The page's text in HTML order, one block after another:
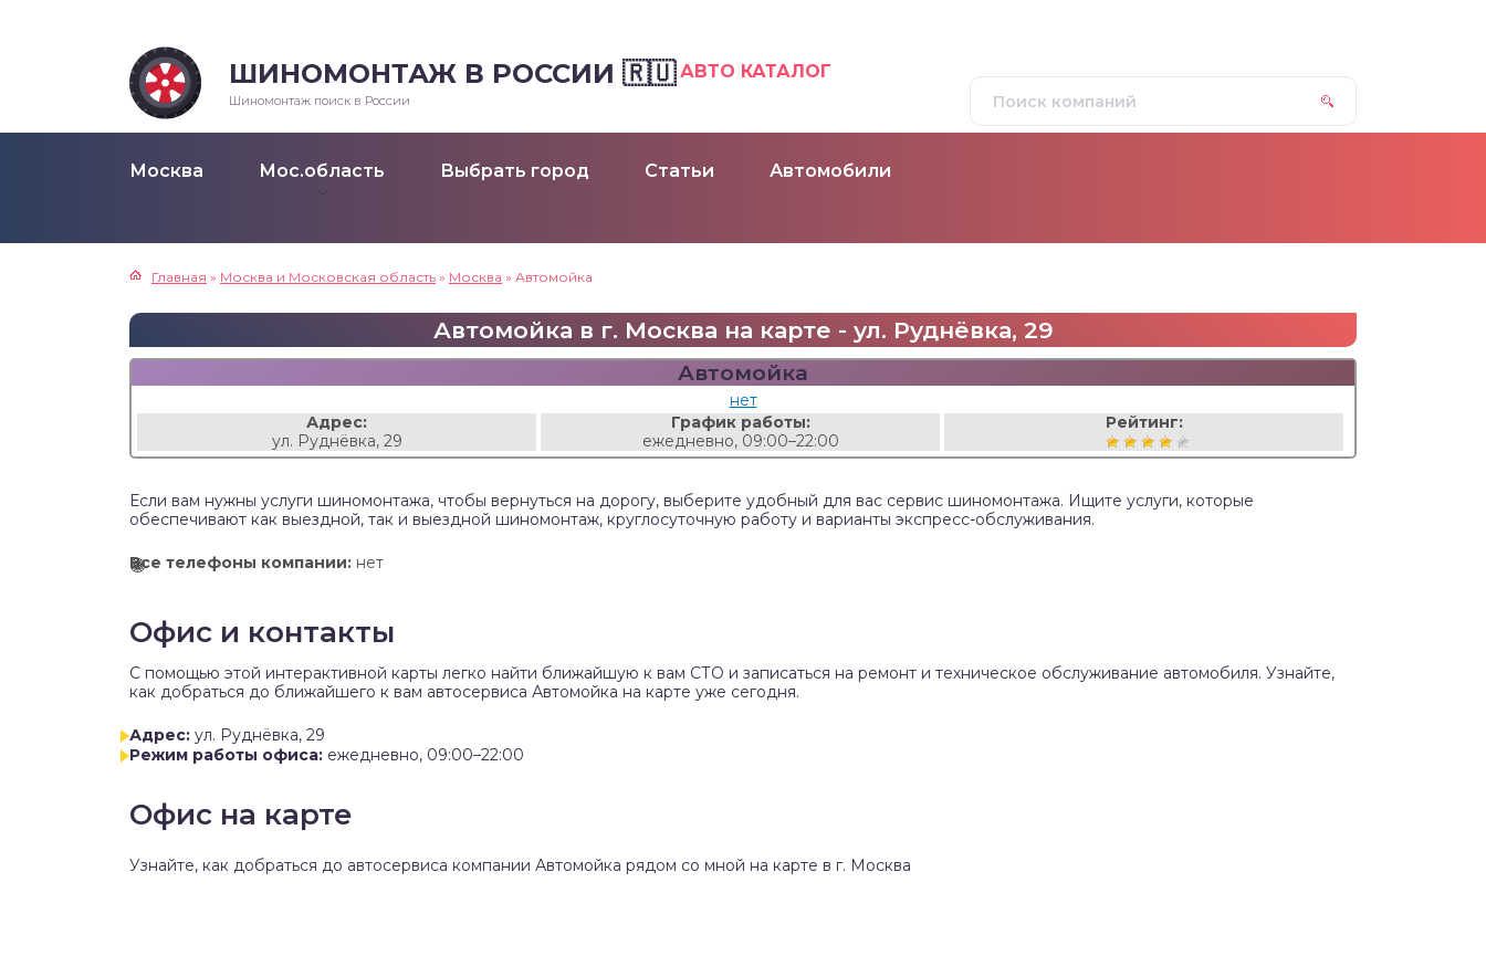
ШИНОМОНТАЖ В РОССИИ 🇷🇺 АВТО КАТАЛОГ
Шиномонтаж поиск в России
Москва Мос.область Выбрать город Статьи Автомобили
Главная » Москва и Московская область » Москва » Автомойка
Автомойка в г. Москва на карте - ул. Руднёвка, 29
Автомойка
нет
Адрес:
ул. Руднёвка, 29
График работы:
ежедневно, 09:00–22:00
Рейтинг:
Если вам нужны услуги шиномонтажа, чтобы вернуться на дорогу, выберите удобный для вас сервис шиномонтажа. Ищите услуги, которые
обеспечивают как выездной, так и выездной шиномонтаж, круглосуточную работу и варианты экспресс-обслуживания.
Все телефоны компании: нет
Офис и контакты
C помощью этой интерактивной карты легко найти ближайшую к вам СТО и записаться на ремонт и техническое обслуживание автомобиля. Узнайте,
как добраться до ближайшего к вам автосервиса Автомойка на карте уже сегодня.
Адрес: ул. Руднёвка, 29
Режим работы офиса: ежедневно, 09:00–22:00
Офис на карте
Узнайте, как добраться до автосервиса компании Автомойка рядом со мной на карте в г. Москва